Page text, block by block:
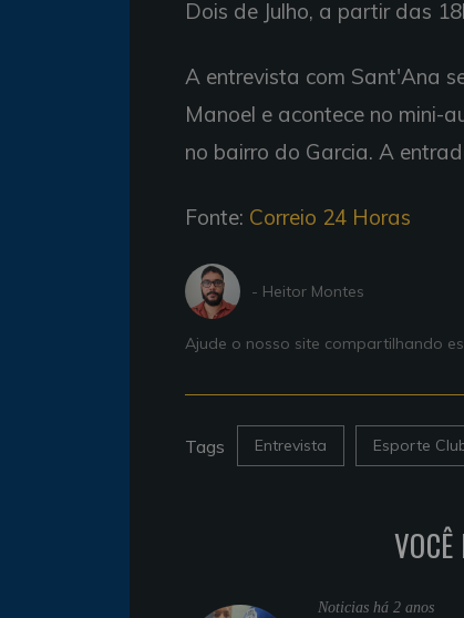
Dois de Julho, a partir das
A entrevista com Sant'Ana
Manoel e acontece no mini-
no bairro do Garcia. A
Fonte: Correio 24 Horas
- Heitor Montes
Ajude o nosso site compartilhando
Tags Entrevista Esporte
Noticias há 2 anos